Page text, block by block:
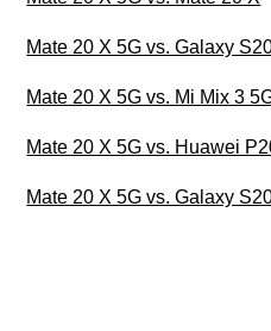
Mate 20 X 5G vs. Galaxy
Mate 20 X 5G vs. Mi Mix 3
Mate 20 X 5G vs. Huawei
Mate 20 X 5G vs. Galaxy